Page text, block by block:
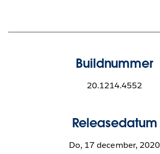
Buildnummer
20.1214.4552
Releasedatum
Do, 17 december, 2020